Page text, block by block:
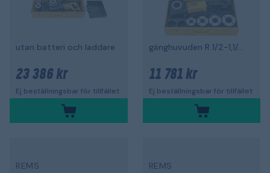
utan batteri och laddare
23 386 kr
Ej beställningsbar för tillfället
gänghuvuden R 1/2-1,1/4", 1200 W
11 781 kr
Ej beställningsbar för tillfället
REMS REMS